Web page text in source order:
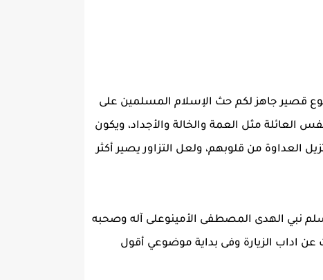
قصير جاهز لكم حث الإسلام المسلمين على
العائلة مثل العمة والخالة والأجداد، ويكون
العداوة من قلوبهم، ولعل التزاور يصير أكثر
نبي الهدى المصطفى الأمينوعلى آله وصحبه
عن اداب الزيارة وفى بداية موضوعي أقول